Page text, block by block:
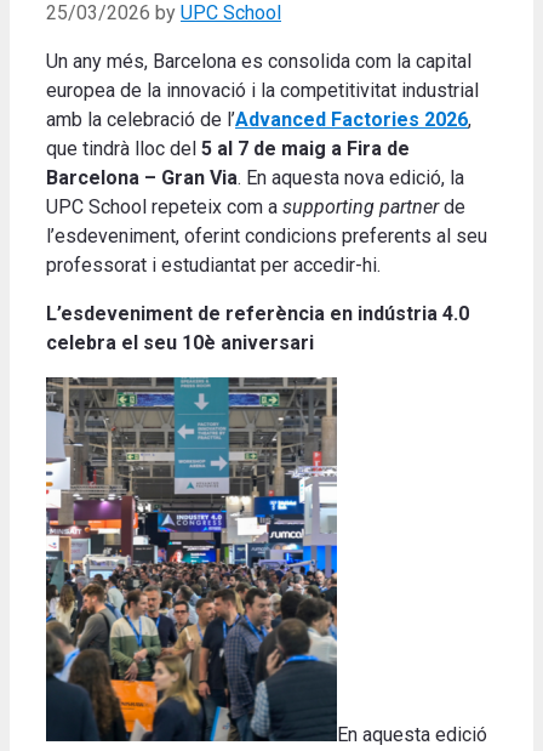
25/03/2026 by UPC School
Un any més, Barcelona es consolida com la capital
europea de la innovació i la competitivitat industrial
amb la celebració de l’Advanced Factories 2026,
que tindrà lloc del 5 al 7 de maig a Fira de
Barcelona – Gran Via. En aquesta nova edició, la
UPC School repeteix com a supporting partnerde
l’esdeveniment, oferint condicions preferents al seu
professorat i estudiantat per accedir-hi.
L’esdeveniment de referència en indústria 4.0
celebra el seu 10è aniversari
En aquesta edició